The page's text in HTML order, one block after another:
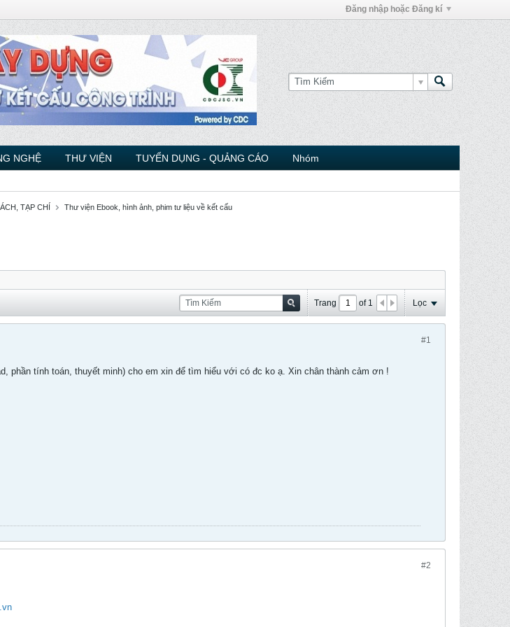
Đăng nhập hoặc Đăng kí
NGHỆ THƯ VIỆN TUYỂN DỤNG - QUẢNG CÁO Nhóm
TẠP CHÍ Thư viện Ebook, hình ảnh, phim tư liệu về kết cấu
Trang of 1 Lọc
#1
phần tính toán, thuyết minh) cho em xin để tìm hiểu với có đc ko ạ. Xin chân thành cảm ơn !
#2